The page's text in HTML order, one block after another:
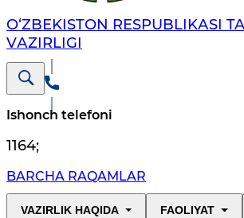
O‘ZBЕKISTОN RЕSPUBLIKАSI
VАZIRLIGI
Ishonch telefoni
1164;
BARCHA RAQAMLAR
VAZIRLIK HAQIDA FAOLIYAT